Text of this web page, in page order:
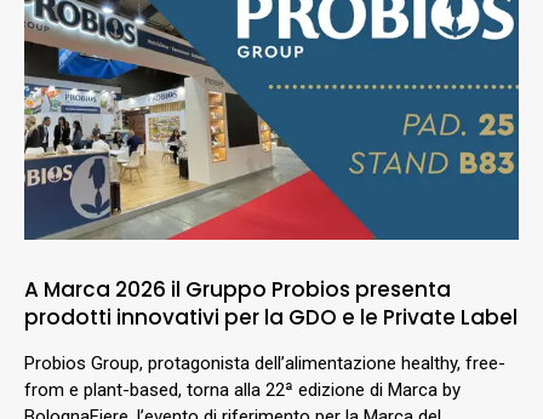
A Marca 2026 il Gruppo Probios presenta
prodotti innovativi per la GDO e le Private Label
Probios Group, protagonista dell’alimentazione healthy, free-
from e plant-based, torna alla 22ª edizione di Marca by